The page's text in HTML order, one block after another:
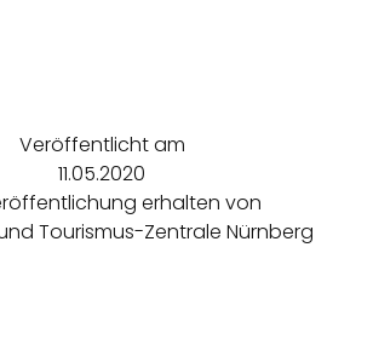
Veröffentlicht am
11.05.2020
erhalten von
Tourismus-Zentrale Nürnberg